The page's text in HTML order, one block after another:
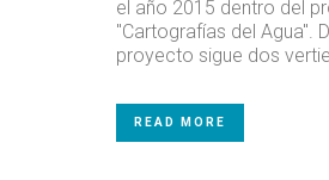
el año 2015 dentro del
"Cartografías del Agua".
proyecto sigue dos
READ MORE